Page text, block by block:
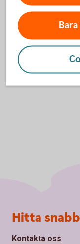
globala
två gånger per år
Swedbank
Sidfot
Hitta
Kontakta oss